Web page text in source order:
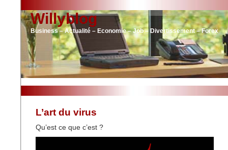
Willyblog
Business – Actualité – Economie – Job – Divertissement – Forex
L’art du virus
Qu’est ce que c’est ?